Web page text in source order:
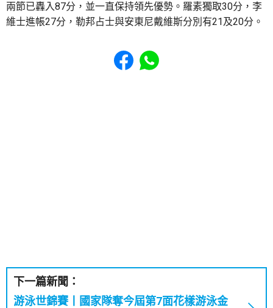
兩節已轟入87分，並一直保持領先優勢。羅素獨取30分，李
維士進帳27分，勒邦占士與安東尼戴維斯分別有21及20分。
Share to Facebook
Share to WhatsApp
下一篇新聞：
游泳世錦賽丨國家隊奪今屆第7面花樣游泳金